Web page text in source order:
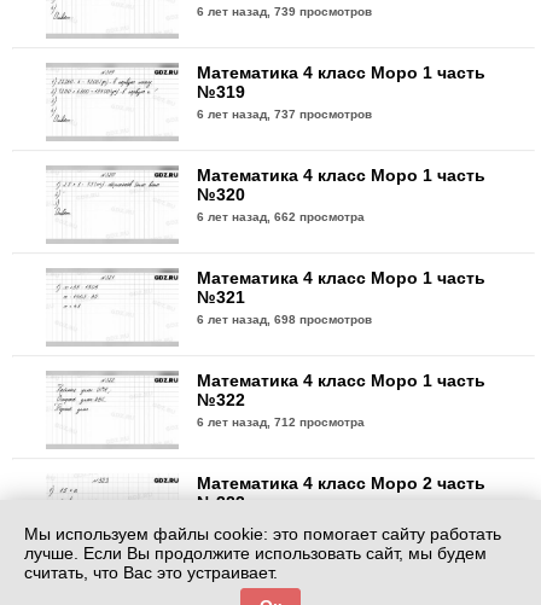
6 лет назад,739 просмотров
Математика 4 класс Моро 1 часть
№319
6 лет назад,737 просмотров
Математика 4 класс Моро 1 часть
№320
6 лет назад,662 просмотра
Математика 4 класс Моро 1 часть
№321
6 лет назад,698 просмотров
Математика 4 класс Моро 1 часть
№322
6 лет назад,712 просмотра
Математика 4 класс Моро 2 часть
№323
Математика 4 класс Моро 2 часть
Мы используем файлы cookie: это помогает сайту работать
лучше. Если Вы продолжите использовать сайт, мы будем
считать, что Вас это устраивает.